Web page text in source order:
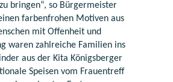
bringen“, so Bürgermeister
farbenfrohen Motiven aus
mit Offenheit und
waren zahlreiche Familien ins
aus der Kita Königsberger
Speisen vom Frauentreff